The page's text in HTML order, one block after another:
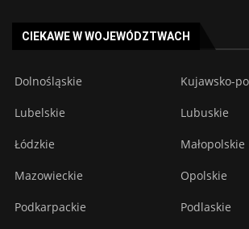
CIEKAWE W WOJEWÓDZTWACH
Dolnośląskie Kujawsko-
Lubelskie Lubuskie
Łódzkie Małopolskie
Mazowieckie Opolskie
Podkarpackie Podlaskie